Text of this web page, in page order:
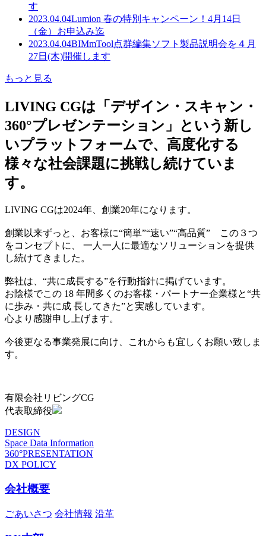
す
2023.04.04Lumion 春の特別キャンペーン！4月14日
（金）お申込み迄
2023.04.04BIMmTool点群編集ソフト製品説明会を４月
27日(木)開催します
もっと見る
LIVING CGは「デザイン・スキャン・
360°プレゼンテーション」という新し
いプラットフォームで、高度化する
様々な社会課題に挑戦し続けていま
す。
LIVING CGは2024年、創業20年になります。
創業以来ずっと、お客様に“簡単”“速い”“高品質” この３つ
をコンセプトに、 一人一人に最適なソリューションを提供
し続けてきました。
弊社は、“共に成長する”を行動指針に掲げています。
お陰様でこの 18 年間多くのお客様・パートナー企業様と“共
に歩み・共に成 長してきた”と実感しています。
心より感謝申し上げます。
今後更なる事業発展に向け、これからも宜しくお願い致しま
す。
有限会社リビングCG
代表取締役
DESIGN
Space Data Information
360°PRESENTATION
DX POLICY
会社概要
ごあいさつ 会社情報 沿革